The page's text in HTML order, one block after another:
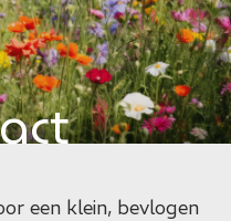
een klein, bevlogen